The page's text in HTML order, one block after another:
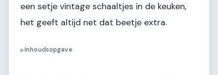
een setje vintage schaaltjes in de keuken,
het geeft altijd net dat beetje extra.
▶Inhoudsopgave